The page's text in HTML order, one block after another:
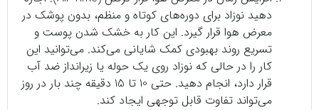
دهید نوزاد برای دوره‌های کوتاه و منظم، بدون پوشک در
معرض هوا قرار گیرد. این کار به خشک شدن پوست و
تسریع روند بهبودی کمک شایانی می‌کند. می‌توانید این
کار را در حالی که نوزاد روی یک حوله یا زیرانداز ضد آب
قرار دارد، انجام دهید. حتی 10 تا 15 دقیقه چند بار در روز
می‌تواند تفاوت قابل توجهی ایجاد کند.